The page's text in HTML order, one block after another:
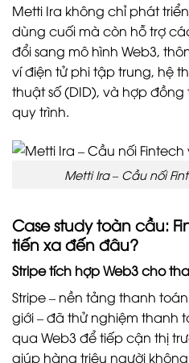
Metti Ira không chỉ phát
dùng cuối mà còn hỗ trợ
đổi sang mô hình Web3,
ví điện tử phi tập trung, hệ
thuật số (DID), và hợp
quy trình.
Metti Ira – Cầu nối
Case study toàn cầu:
tiến xa đến đâu?
Stripe tích hợp Web3 cho
Stripe – nền tảng thanh
giới – đã thử nghiệm thanh
qua Web3 để tiếp cận thị
giúp hàng triệu người